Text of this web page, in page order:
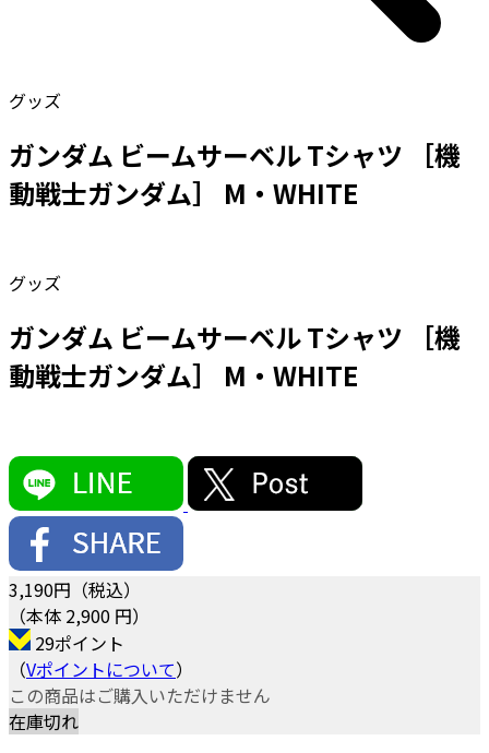
グッズ
ガンダム ビームサーベル Tシャツ ［機
動戦士ガンダム］ M・WHITE
グッズ
ガンダム ビームサーベル Tシャツ ［機
動戦士ガンダム］ M・WHITE
3,190円（税込）
（本体 2,900 円）
29ポイント
（Vポイントについて）
この商品はご購入いただけません
在庫切れ